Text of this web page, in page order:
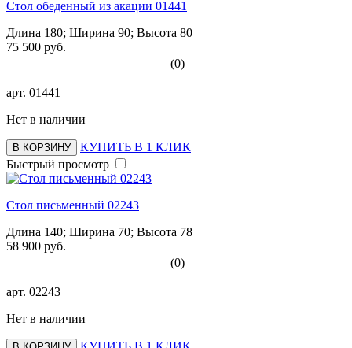
Стол обеденный из акации 01441
Длина 180; Ширина 90; Высота 80
75 500 руб.
(0)
арт. 01441
Нет в наличии
В КОРЗИНУ
КУПИТЬ В 1 КЛИК
Быстрый просмотр
Стол письменный 02243
Длина 140; Ширина 70; Высота 78
58 900 руб.
(0)
арт. 02243
Нет в наличии